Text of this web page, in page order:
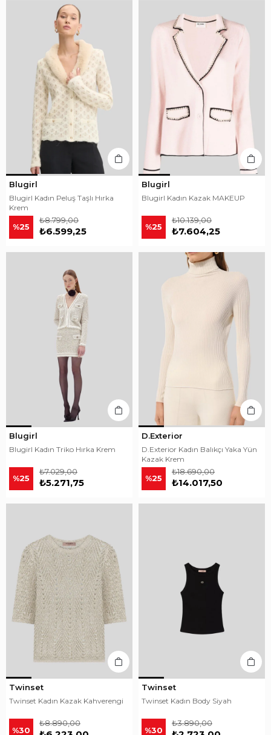
Blugirl
Blugirl Kadın Peluş Taşlı Hırka
Krem
%25 ₺6.599,25
₺8.799,00
Blugirl
Blugirl Kadın Kazak MAKEUP
%25 ₺7.604,25
₺10.139,00
Blugirl
Blugirl Kadın Triko Hırka Krem
%25 ₺5.271,75
₺7.029,00
D.Exterior
D.Exterior Kadın Balıkçı Yaka Yün
Kazak Krem
%25 ₺14.017,50
₺18.690,00
Twinset
Twinset Kadın Kazak Kahverengi
%30
₺8.890,00
Twinset
Twinset Kadın Body Siyah
%30
₺3.890,00